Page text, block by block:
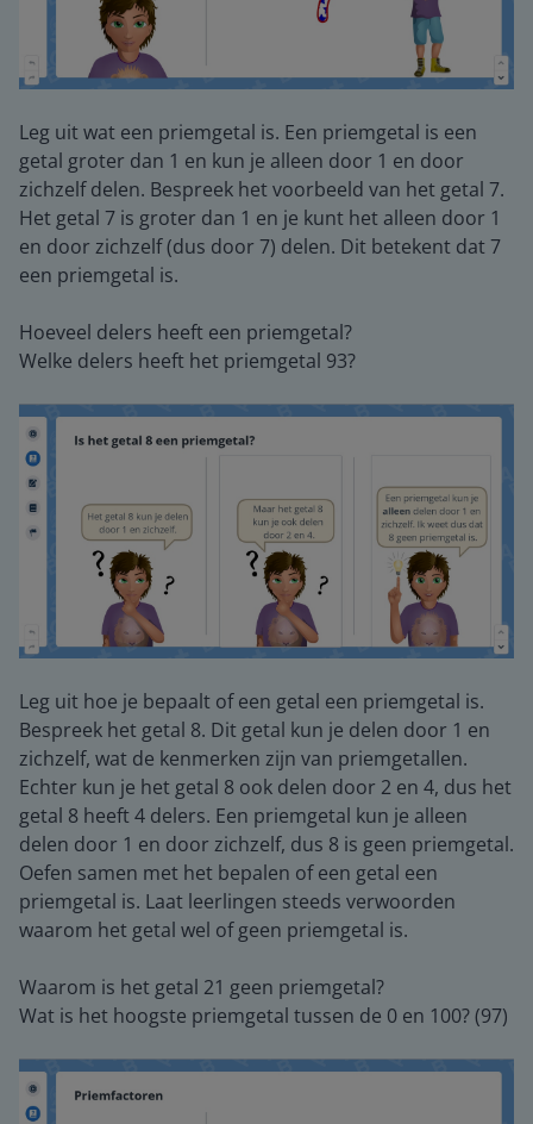
Leg uit wat een priemgetal is. Een priemgetal is een
getal groter dan 1 en kun je alleen door 1 en door
zichzelf delen. Bespreek het voorbeeld van het getal 7.
Het getal 7 is groter dan 1 en je kunt het alleen door 1
en door zichzelf (dus door 7) delen. Dit betekent dat 7
een priemgetal is.
Hoeveel delers heeft een priemgetal?
Welke delers heeft het priemgetal 93?
Leg uit hoe je bepaalt of een getal een priemgetal is.
Bespreek het getal 8. Dit getal kun je delen door 1 en
zichzelf, wat de kenmerken zijn van priemgetallen.
Echter kun je het getal 8 ook delen door 2 en 4, dus het
getal 8 heeft 4 delers. Een priemgetal kun je alleen
delen door 1 en door zichzelf, dus 8 is geen priemgetal.
Oefen samen met het bepalen of een getal een
priemgetal is. Laat leerlingen steeds verwoorden
waarom het getal wel of geen priemgetal is.
Waarom is het getal 21 geen priemgetal?
Wat is het hoogste priemgetal tussen de 0 en 100? (97)